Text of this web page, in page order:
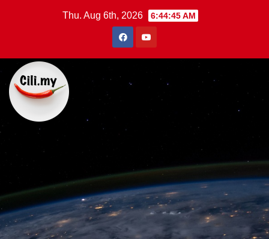
Thu. Aug 6th, 2026 6:44:46 AM